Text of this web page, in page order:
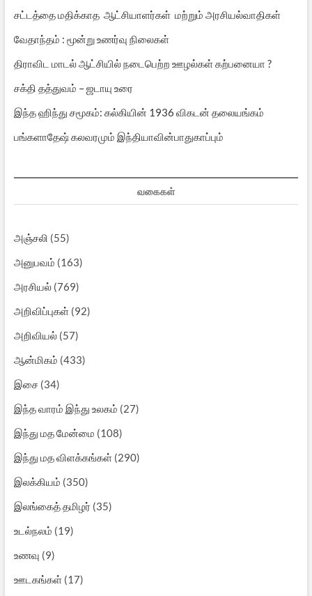
சட்டத்தை மதிக்காத ஆட்சியாளர்கள் மற்றும் அரசியல்வாதிகள்
வேதாந்தம் : மூன்று உணர்வு நிலைகள்
திராவிட மாடல் ஆட்சியில் நடைபெற்ற ஊழல்கள் கற்பனையா ?
சக்தி தத்துவம் – ஜடாயு உரை
இந்த ஹிந்து சமூகம்: கல்கியின் 1936 விகடன் தலையங்கம்
பங்களாதேஷ் கலவரமும் இந்தியாவின்பாதுகாப்பும்
வகைகள்
அஞ்சலி (55)
அனுபவம் (163)
அரசியல்(769)
அறிவிப்புகள்(92)
அறிவியல்(57)
ஆன்மிகம் (433)
இசை(34)
இந்த வாரம் இந்து உலகம் (27)
இந்து மத மேன்மை (108)
இந்து மத விளக்கங்கள்(290)
இலக்கியம் (350)
இலங்கைத் தமிழர் (35)
உடல்நலம் (19)
உணவு (9)
ஊடகங்கள்(17)